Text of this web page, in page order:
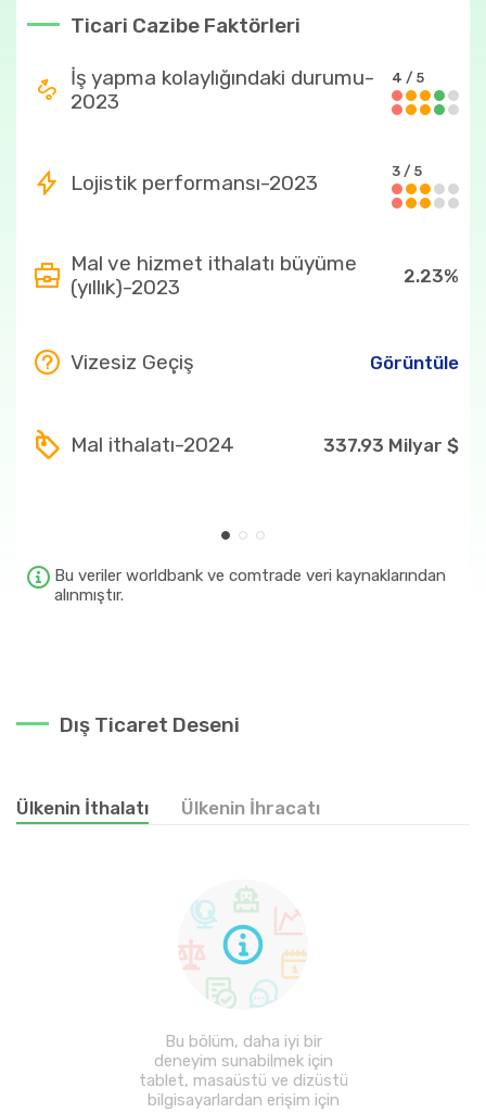
87
13.33 Milyar $
85
10.84 Milyar $
8703
7.05 Milyar $
87
10.04 Milyar $
27
5.78 Milyar $
Ticari Cazibe Faktörleri
İş yapma kolaylığındaki durumu-
2023
4 / 5
Lojistik performansı-2023 3 / 5
Mal ve hizmet ithalatı büyüme
(yıllık)-2023
2.23%
Vizesiz Geçiş Görüntüle
Mal ithalatı-2024 337.93 Milyar $
Bu veriler worldbank ve comtrade veri kaynaklarından
alınmıştır.
Dış Ticaret Deseni
Ülkenin İthalatı Ülkenin İhracatı
Bu bölüm, daha iyi bir
deneyim sunabilmek için
tablet, masaüstü ve dizüstü
bilgisayarlardan erişim için